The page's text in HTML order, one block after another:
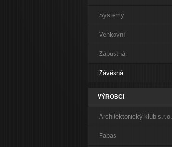
Systémy
Venkovní
Zápustná
Závěsná
VÝROBCI
Architektonický klub s.r.o.
Fabas